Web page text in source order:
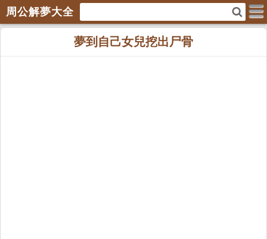
周公解夢大全
夢到自己女兒挖出尸骨